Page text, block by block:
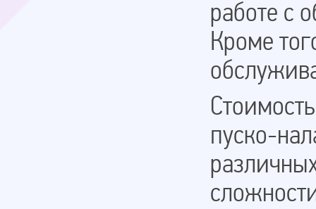
работе с
Кроме
пуско-